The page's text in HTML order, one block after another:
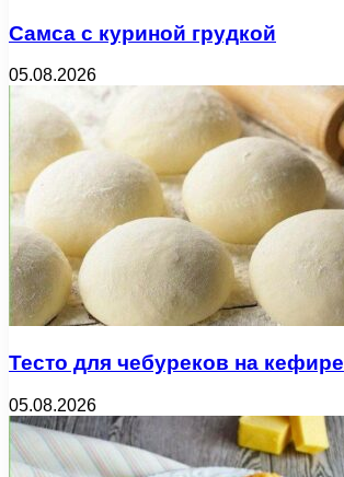
Самса с куриной грудкой
05.08.2026
Тесто для чебуреков на кефире
05.08.2026